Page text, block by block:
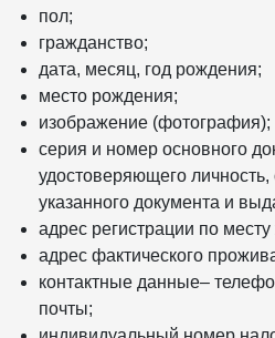
пол;
гражданство;
дата, месяц, год рождения;
место рождения;
изображение (фотография);
серия и номер основного
удостоверяющего
указанного документа и
адрес регистрации по месту
адрес фактического
контактные данные–
почты;